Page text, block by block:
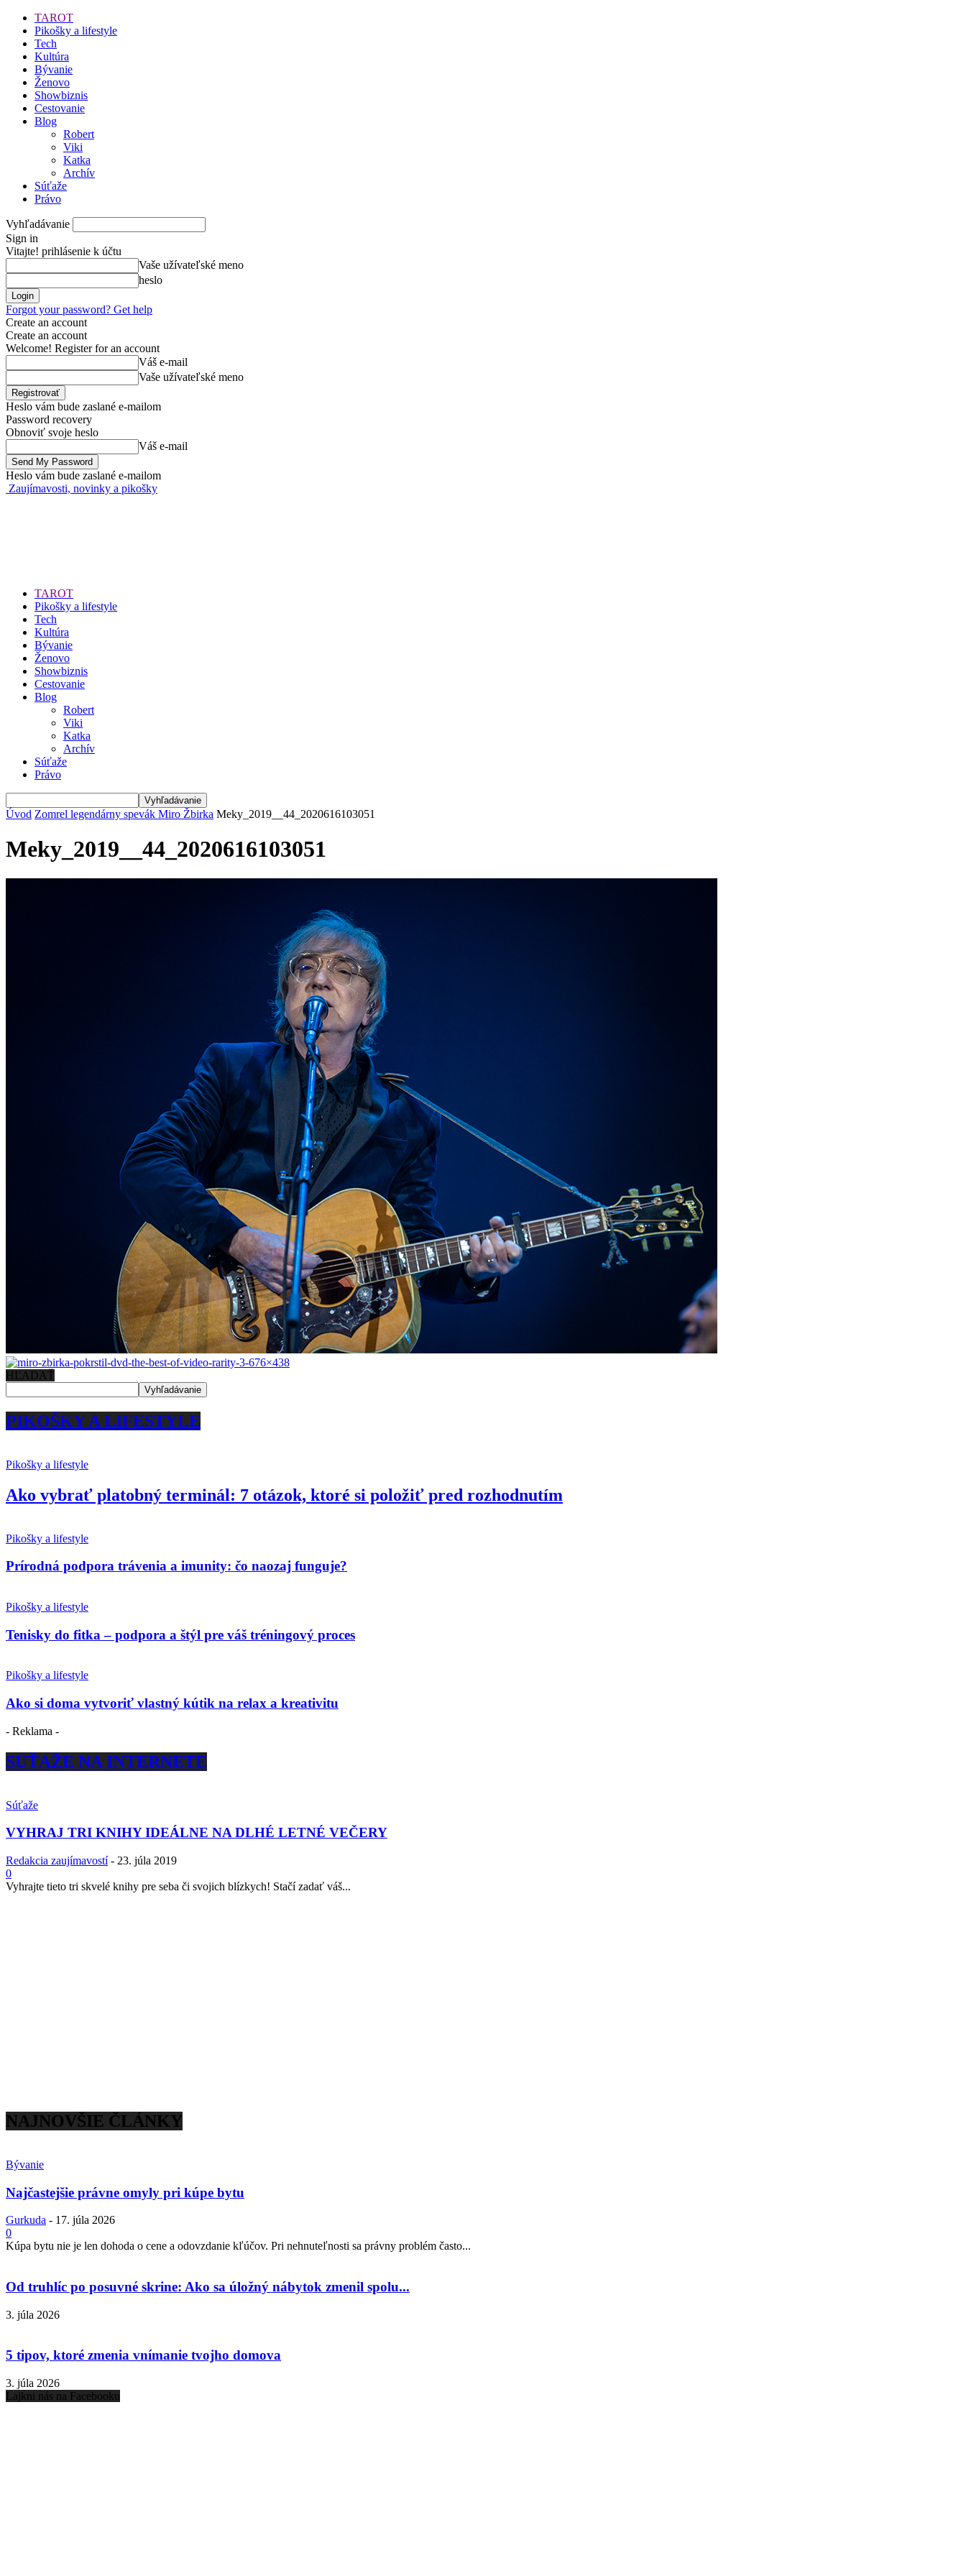
TAROT
Pikošky a lifestyle
Tech
Kultúra
Bývanie
Ženovo
Showbiznis
Cestovanie
Blog
Robert
Viki
Katka
Archív
Súťaže
Právo
Vyhľadávanie
Sign in
Vitajte! prihlásenie k účtu
Vaše užívateľské meno
heslo
Forgot your password? Get help
Create an account
Create an account
Welcome! Register for an account
Váš e-mail
Vaše užívateľské meno
Heslo vám bude zaslané e-mailom
Password recovery
Obnoviť svoje heslo
Váš e-mail
Heslo vám bude zaslané e-mailom
Zaujímavosti, novinky a pikošky
TAROT
Pikošky a lifestyle
Tech
Kultúra
Bývanie
Ženovo
Showbiznis
Cestovanie
Blog
Robert
Viki
Katka
Archív
Súťaže
Právo
Úvod Zomrel legendárny spevák Miro Žbirka Meky_2019__44_2020616103051
Meky_2019__44_2020616103051
HĽADAŤ
PIKOŠKY A LIFESTYLE
Pikošky a lifestyle
Ako vybrať platobný terminál: 7 otázok, ktoré si položiť pred rozhodnutím
Pikošky a lifestyle
Prírodná podpora trávenia a imunity: čo naozaj funguje?
Pikošky a lifestyle
Tenisky do fitka – podpora a štýl pre váš tréningový proces
Pikošky a lifestyle
Ako si doma vytvoriť vlastný kútik na relax a kreativitu
- Reklama -
SÚŤAŽE NA INTERNETE
Súťaže
VYHRAJ TRI KNIHY IDEÁLNE NA DLHÉ LETNÉ VEČERY
Redakcia zaujímavostí - 23. júla 2019
0
Vyhrajte tieto tri skvelé knihy pre seba či svojich blízkych! Stačí zadať váš...
NAJNOVŠIE ČLÁNKY
Bývanie
Najčastejšie právne omyly pri kúpe bytu
Gurkuda - 17. júla 2026
0
Kúpa bytu nie je len dohoda o cene a odovzdanie kľúčov. Pri nehnuteľnosti sa právny problém často...
Od truhlíc po posuvné skrine: Ako sa úložný nábytok zmenil spolu...
3. júla 2026
5 tipov, ktoré zmenia vnímanie tvojho domova
3. júla 2026
Lajkni nás na Facebooku